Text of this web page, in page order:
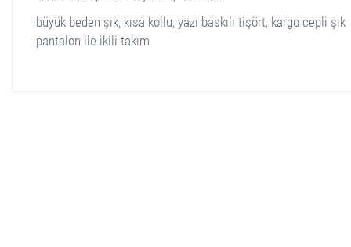
büyük beden şık, kısa kollu, yazı baskılı tişört, kargo cepli şık
pantalon ile ikili takım